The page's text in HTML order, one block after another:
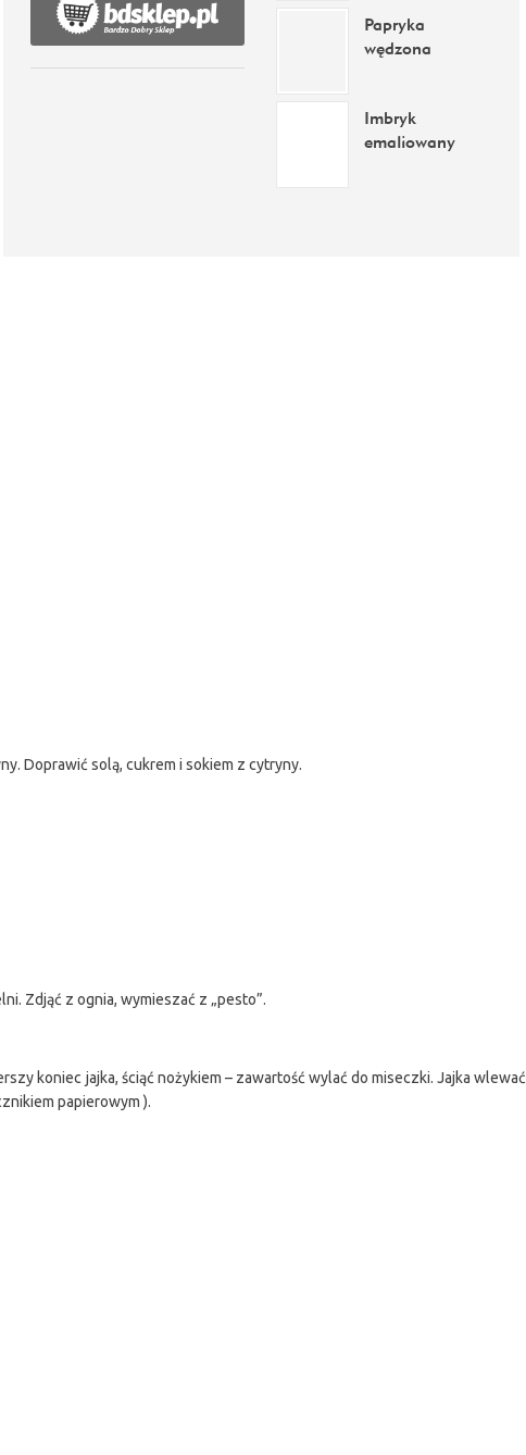
Papryka
wędzona
Imbryk
emaliowany
Doprawić solą, cukrem i sokiem z cytryny.
Zdjąć z ognia, wymieszać z „pesto”.
koniec jajka, ściąć nożykiem – zawartość wylać do miseczki. Jajka wlewać
papierowym ).